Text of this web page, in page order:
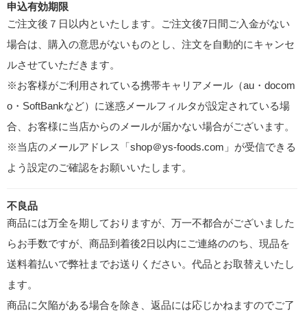
申込有効期限
ご注文後７日以内といたします。ご注文後7日間ご入金がない
場合は、購入の意思がないものとし、注文を自動的にキャンセ
ルさせていただきます。
※お客様がご利用されている携帯キャリアメール（au・docom
o・SoftBankなど）に迷惑メールフィルタが設定されている場
合、お客様に当店からのメールが届かない場合がございます。
※当店のメールアドレス「shop＠ys-foods.com」が受信できる
よう設定のご確認をお願いいたします。
不良品
商品には万全を期しておりますが、万一不都合がございました
らお手数ですが、商品到着後2日以内にご連絡ののち、現品を
送料着払いで弊社までお送りください。代品とお取替えいたし
ます。
商品に欠陥がある場合を除き、返品には応じかねますのでご了